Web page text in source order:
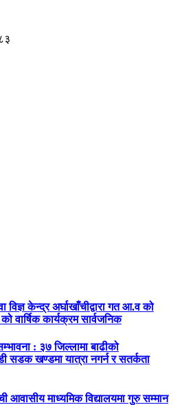
केन्द्र अर्घाखाँचीद्वारा गत आ.व को
वार्षिक कार्यक्रम सार्वजनिक
: ३७ जिल्लामा बाढीको
सडक खण्डमा यात्रा नगर्न र सतर्कता
आवासीय माध्यमिक विद्यालयमा गुरु सम्मान